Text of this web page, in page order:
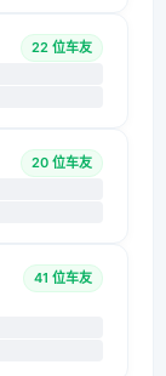
22 位车友
20 位车友
41 位车友